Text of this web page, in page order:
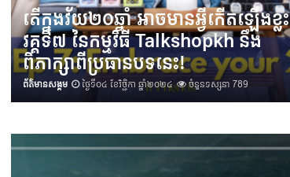
តើក្នុងវ័យ២០ឆ្នាំ អាចមានអ្វីកើតឡើងខ្ល
វគ្គទី៧ នៃកម្មវិធី​​ Talkshopkh នឹង
ពិភាក្សាពីប្រធានបទនេះ!
ព័ត៌មានសង្គម ថ្ងៃទី០៤ ខែវិច្ជិកា ឆ្នាំ២០២៤ ចំនួនទស្សនា 789